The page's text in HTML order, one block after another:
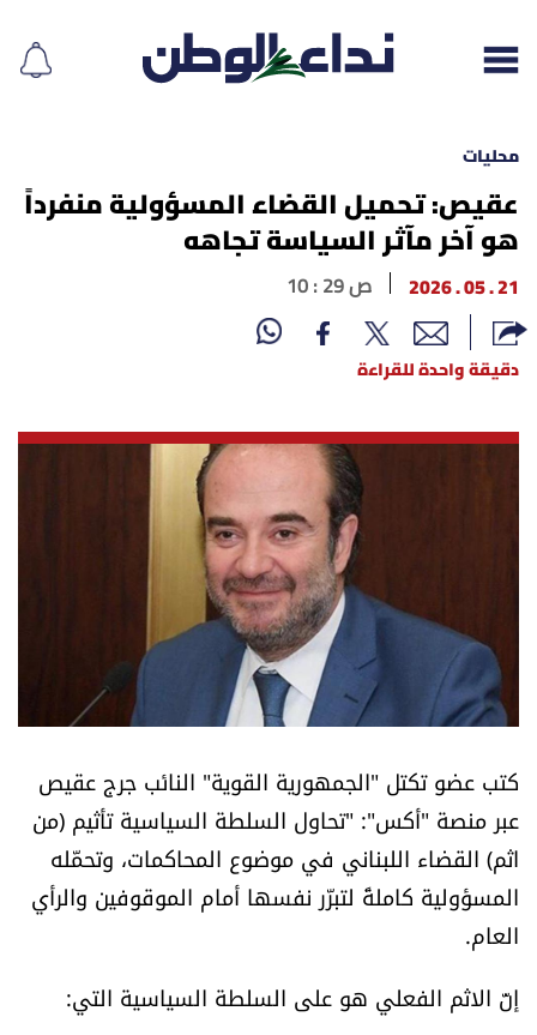
إقرأ الجريدة
لبنان
الغلاف
نداء اليوم
متفرقات
نداء القرّاء
كتّابنا
تحت المجهر
محليات
عقيص: تحميل القضاء المسؤولية منفرداً
هو آخر مآثر السياسة تجاهه
21 . 05 . 2026 10 : 29 ص
دقيقة واحدة للقراءة
كتب عضو تكتل "الجمهورية القوية" النائب جرج عقيص
عبر منصة "أكس": "تحاول السلطة السياسية تأثيم (من
اثم) القضاء اللبناني في موضوع المحاكمات، وتحمّله
المسؤولية كاملةً لتبرّر نفسها أمام الموقوفين والرأي
العام.
إنّ الاثم الفعلي هو على السلطة السياسية التي: